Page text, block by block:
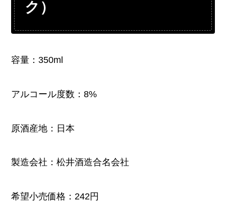
ク）
容量：350ml
アルコール度数：8%
原酒産地：日本
製造会社：松井酒造合名会社
希望小売価格：242円